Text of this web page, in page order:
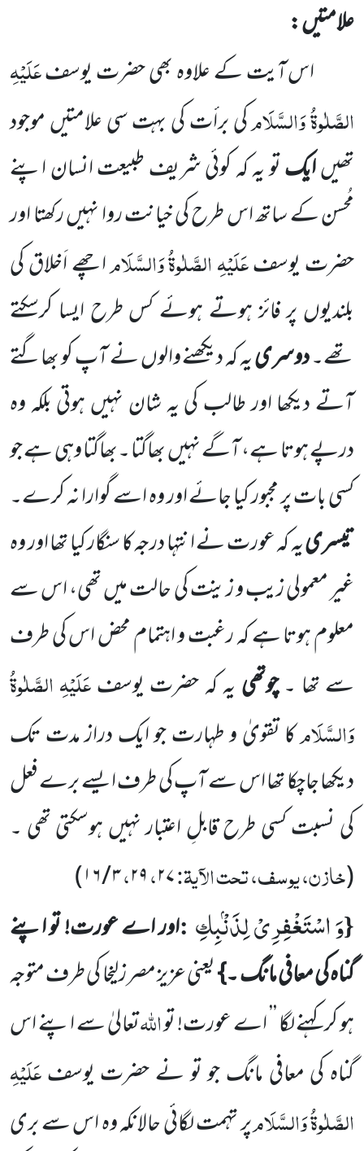
علامتیں :
اس آیت کے علاوہ بھی حضرت یوسفعَلَیْہِ
الصَّلٰوۃُ وَالسَّلَامکی برأت کی بہت سی علامتیں موجود
تھیںایکتو یہ کہ کوئیشریف طبیعت انسان اپنے
مُحسن کے ساتھ اس طرح کی خیانت روا نہیں رکھتا اور
حضرت یوسفعَلَیْہِ الصَّلٰوۃُ وَالسَّلَاماچھےاَخلاق کی
بلندیوں پر فائز ہوتے ہوئے کس طرح ایسا کرسکتے
تھے۔دوسرییہ کہ دیکھنے والوں نے آپ کو بھاگتے
آتے دیکھااور طالب کی یہ شان نہیں ہوتی بلکہ وہ
درپے ہوتا ہے، آگے نہیں بھاگتا ۔بھاگتا وہی ہے جو
کسی بات پر مجبور کیا جائے اور وہ اسےگوارا نہ کرے۔
تیسرییہ کہ عورت نے انتہا درجہ کا سنگار کیا تھا اور وہ
غیر معمولی زیب و زینت کی حالت میں تھی، اس سے
معلومہوتا ہے کہ رغبت و اہتمام محض اس کی طرف
سے تھا ۔چوتھییہ کہ حضرت یوسفعَلَیْہِ الصَّلٰوۃُ
وَالسَّلَامکا تقویٰ و طہارت جو ایکدراز مدت تک
دیکھا جاچکا تھااس سے آپ کی طرف ایسے برے فعل
کی نسبت کسی طرح قابلِ اعتبار نہیںہوسکتی تھی ۔
(خازن، یوسف، تحت الآیۃ:۲۷،۲۹،۳/۱۶)
{وَ اسْتَغْفِرِیْ لِذَنْۢبِكِ :اور اے عورت! تو اپنے
گناہ کی معافی مانگ ۔}یعنی عزیز مصر زلیخا کی طرف متوجہ
ہو کر کہنے لگا’’ اے عورت! تواللہتعالیٰ سے اپنے اس
گناہ کی معافی مانگ جو تو نے حضرت یوسفعَلَیْہِ
الصَّلٰوۃُ وَالسَّلَامپر تہمت لگائی حالانکہوہ اس سے بری